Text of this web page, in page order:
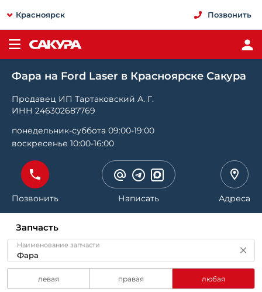
Красноярск Позвонить
Фара на Ford Laser в Красноярске Сакура
Продавец ИП Тартаковский А. Г.
ИНН 246302687769
понедельник-суббота 09:00-19:00
воскресенье 10:00-16:00
Позвонить Написать Адреса
Запчасть
Наименование запчасти
левая правая любая